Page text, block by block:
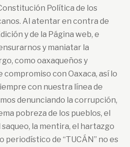
Política de los
Al atentar en contra de
y de la Página web, e
y maniatar la
como oaxaqueños y
con Oaxaca, así lo
con nuestra línea de
denunciando la corrupción,
pobreza de los pueblos, el
la mentira, el hartazgo
periodístico de “TUCÁN” no es